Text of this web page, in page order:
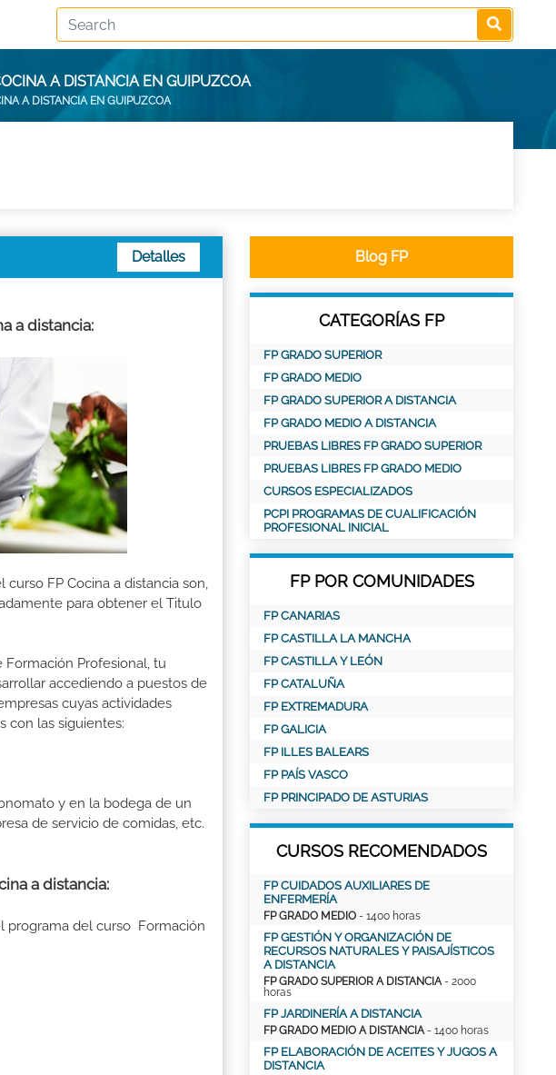
A DISTANCIA EN GUIPUZCOA
A DISTANCIA EN GUIPUZCOA
Detalles
a distancia:
FP Cocina a distancia son,
para obtener el Titulo
Profesional, tu
accediendo a puestos de
cuyas actividades
con las siguientes:
y en la bodega de un
de servicio de comidas, etc.
a distancia:
programa del curso Formación
Blog FP
CATEGORÍAS FP
FP GRADO SUPERIOR
FP GRADO MEDIO
FP GRADO SUPERIOR A DISTANCIA
FP GRADO MEDIO A DISTANCIA
PRUEBAS LIBRES FP GRADO SUPERIOR
PRUEBAS LIBRES FP GRADO MEDIO
CURSOS ESPECIALIZADOS
PCPI PROGRAMAS DE CUALIFICACIÓN
PROFESIONAL INICIAL
FP POR COMUNIDADES
FP CANARIAS
FP CASTILLA LA MANCHA
FP CASTILLA Y LEÓN
FP CATALUÑA
FP EXTREMADURA
FP GALICIA
FP ILLES BALEARS
FP PAÍS VASCO
FP PRINCIPADO DE ASTURIAS
CURSOS RECOMENDADOS
FP CUIDADOS AUXILIARES DE
ENFERMERÍA
FP GRADO MEDIO - 1400 horas
FP GESTIÓN Y ORGANIZACIÓN DE
RECURSOS NATURALES Y PAISAJÍSTICOS
A DISTANCIA
FP GRADO SUPERIOR A DISTANCIA- 2000
horas
FP JARDINERÍA A DISTANCIA
FP GRADO MEDIO A DISTANCIA- 1400 horas
FP ELABORACIÓN DE ACEITES Y JUGOS A
DISTANCIA